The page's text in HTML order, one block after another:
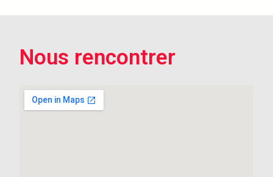
Nous rencontrer